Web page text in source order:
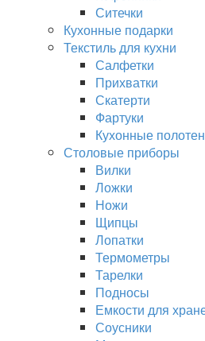
Ситечки
Кухонные подарки
Текстиль для кухни
Салфетки
Прихватки
Скатерти
Фартуки
Кухонные
Столовые приборы
Вилки
Ложки
Ножи
Щипцы
Лопатки
Термометры
Тарелки
Подносы
Емкости для
Соусники